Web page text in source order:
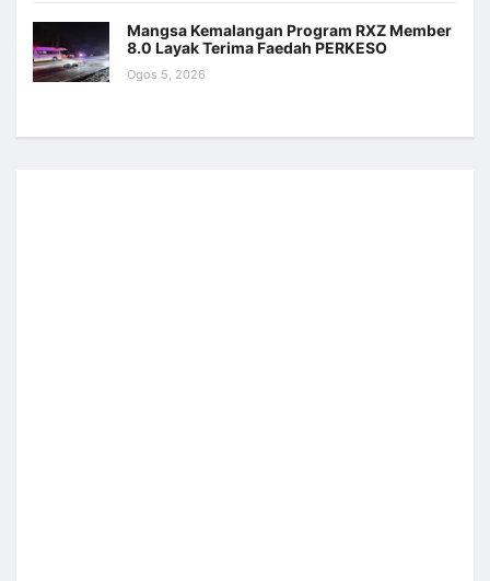
Mangsa Kemalangan Program RXZ Member
8.0 Layak Terima Faedah PERKESO
Ogos 5, 2026